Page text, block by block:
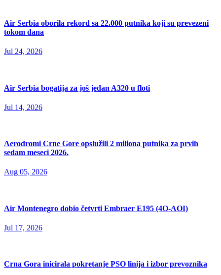
Air Serbia oborila rekord sa 22.000 putnika koji su prevezeni
tokom dana
Jul 24, 2026
Air Serbia bogatija za još jedan A320 u floti
Jul 14, 2026
Aerodromi Crne Gore opslužili 2 miliona putnika za prvih
sedam meseci 2026.
Aug 05, 2026
Air Montenegro dobio četvrti Embraer E195 (4O-AOI)
Jul 17, 2026
Crna Gora inicirala pokretanje PSO linija i izbor prevoznika